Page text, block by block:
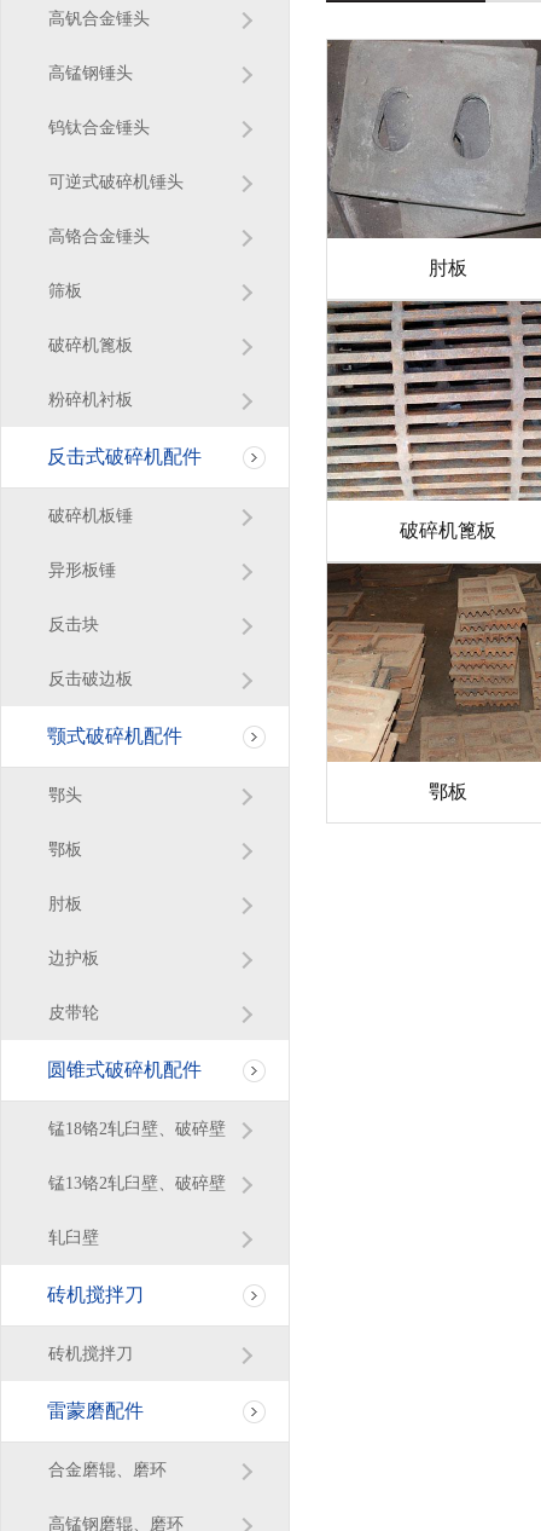
高钒合金锤头
高锰钢锤头
钨钛合金锤头
可逆式破碎机锤头
高铬合金锤头
筛板
破碎机篦板
粉碎机衬板
反击式破碎机配件
破碎机板锤
异形板锤
反击块
反击破边板
颚式破碎机配件
鄂头
鄂板
肘板
边护板
皮带轮
圆锥式破碎机配件
锰18铬2轧臼壁、破碎壁
锰13铬2轧臼壁、破碎壁
轧臼壁
砖机搅拌刀
砖机搅拌刀
雷蒙磨配件
合金磨辊、磨环
高锰钢磨辊、磨环
肘板
破碎机篦板
鄂板